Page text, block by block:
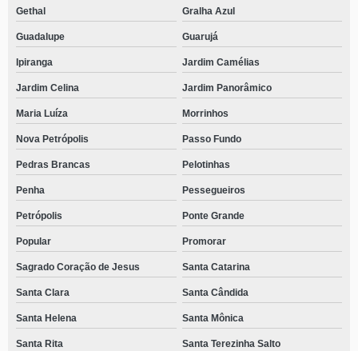
Gethal Gralha Azul
Guadalupe Guarujá
Ipiranga Jardim Camélias
Jardim Celina Jardim Panorâmico
Maria Luíza Morrinhos
Nova Petrópolis Passo Fundo
Pedras Brancas Pelotinhas
Penha Pessegueiros
Petrópolis Ponte Grande
Popular Promorar
Sagrado Coração de Jesus Santa Catarina
Santa Clara Santa Cândida
Santa Helena Santa Mônica
Santa Rita Santa Terezinha Salto